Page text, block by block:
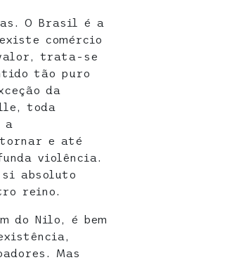
O Brasil é a
comércio
trata-se
tão puro
da
toda
a
e até
violência.
absoluto
reino.
do Nilo, é bem
Mas